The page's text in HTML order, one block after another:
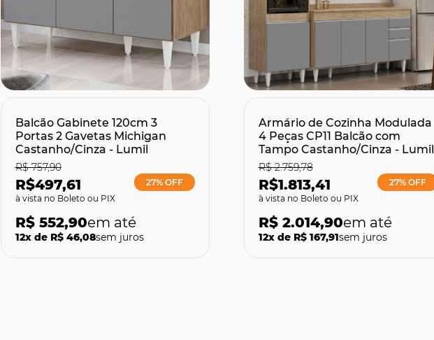
Balcão Gabinete 120cm 3
Portas 2 Gavetas Michigan
Castanho/Cinza - Lumil
R$497,61
no Boleto ou PIX
27% OFF
R$ 757,90
R$ 552,90
12x de R$ 46,08sem juros
Comprar
Armário de Cozinha Modulada
4 Peças CP11 Balcão com
Tampo Castanho/Cinza - Lumil
R$1.813,41
no Boleto ou PIX
27% OFF
R$ 2.759,78
R$ 2.014,90
12x de R$ 167,91sem juros
Comprar